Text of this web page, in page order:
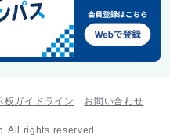
板ガイドライン お問い合わせ
All rights reserved.